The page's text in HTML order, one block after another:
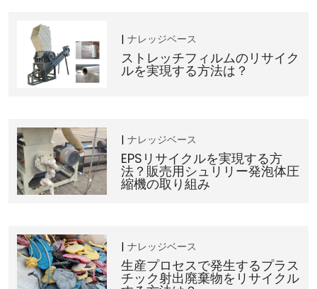
ナレッジベース
ストレッチフィルムのリサイク
ルを実現する方法は？
ナレッジベース
EPSリサイクルを実現する方
法？販売用シュリリー発泡体圧
縮機の取り組み
ナレッジベース
生産プロセスで発生するプラス
チック射出廃棄物をリサイクル